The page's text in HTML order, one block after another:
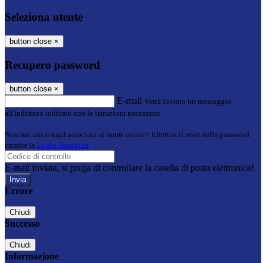
Seleziona utente
button close ×
Recupero password
button close ×
E-mail Verrà inviato un messaggio
all'indirizzo indicato con le istruzioni necessarie.
Non hai una e-mail associata al nome utente? Effettua il reset della password
tramite la Login Spaggiari
E-mail inviata, si prega di controllare la casella di posta elettronica!
Errore
Chiudi
Successo
Chiudi
Informazione